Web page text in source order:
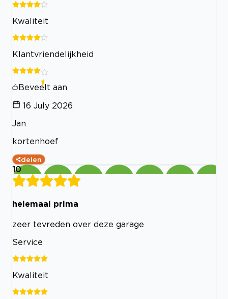
Kwaliteit
Klantvriendelijkheid
Beveelt aan
16 July 2026
Jan
kortenhoef
delen
10
helemaal prima
zeer tevreden over deze garage
Service
Kwaliteit